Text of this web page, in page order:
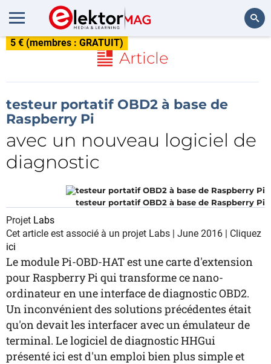
5 € (membres : GRATUIT)
Article
testeur portatif OBD2 à base de
Raspberry Pi
avec un nouveau logiciel de
diagnostic
testeur portatif OBD2 à base de Raspberry Pi
Projet Labs
Cet article est associé à un projet Labs | June 2016 | Cliquez
ici
Le module Pi-OBD-HAT est une carte d'extension
pour Raspberry Pi qui transforme ce nano-
ordinateur en une interface de diagnostic OBD2.
Un inconvénient des solutions précédentes était
qu'on devait les interfacer avec un émulateur de
terminal. Le logiciel de diagnostic HHGui
présenté ici est d'un emploi bien plus simple et